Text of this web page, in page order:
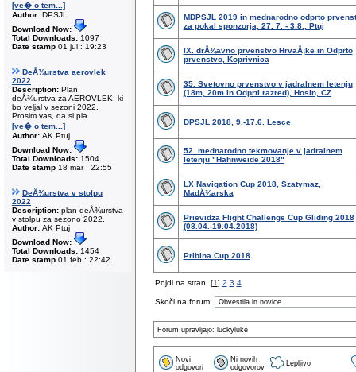
[ve� o tem...]
Author: DPSJL
Download Now:
Total Downloads: 1097
Date stamp 01 jul : 19:23
DeÅ¾urstva aerovlek
2022
Description: Plan
deÅ¾urstva za AEROVLEK, ki
bo veljal v sezoni 2022.
Prosim vas, da si pla
[ve� o tem...]
Author: AK Ptuj
Download Now:
Total Downloads: 1504
Date stamp 18 mar : 22:55
DeÅ¾urstva v stolpu
2022
Description: plan deÅ¾urstva
v stolpu za sezono 2022.
Author: AK Ptuj
Download Now:
Total Downloads: 1454
Date stamp 01 feb : 22:42
MDPSJL 2019 in mednarodno odprto
za pokal sponzorja, 27. 7. - 3.8., Ptuj
IX. drÅ¾avno prvenstvo HrvaÅ¡ke in Odprto
prvenstvo, Koprivnica
35. Svetovno prvenstvo v jadralnem letenju
(18m, 20m in Odprti razred), Hosin, CZ
DPSJL 2018, 9.-17.6. Lesce
52. mednarodno tekmovanje v jadralnem
letenju "Hahnweide 2018"
LX Navigation Cup 2018, Szatymaz,
MadÅ¾arska
Prievidza Flight Challenge Cup Gliding 2018
(08.04.-19.04.2018)
Pribina Cup 2018
Pojdi na stran [1] 2 3 4
Skoči na forum:
Forum upravljajo: luckyluke
Novi
odgovori
Ni novih
odgovorov
Lepljivo